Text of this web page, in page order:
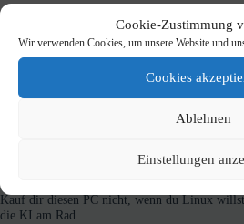
Cookie-Zustimmung
Wir verwenden Cookies, um unsere Website und
Cookies
Ablehnen
Einstellungen
Kauf dir diesen PC nicht, wenn du Linux
die KI am Rad.